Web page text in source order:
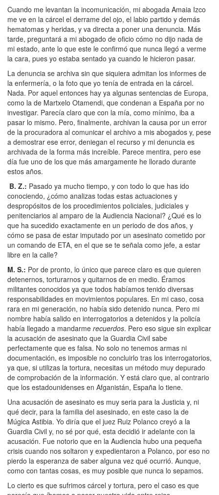
Cuando me levantan la incomunicación, mi abogada Amaia Izco
me ve en la cárcel el derrame del ojo, el labio partido y demás
hematomas y heridas, y va directa a poner una denuncia. Más
tarde, preguntará a mi abogado de oficio cómo no dijo nada de
mi estado, ante lo que este le confirmó que nunca llegó a verme
la cara, pues yo estaba sentado ya cuando le hicieron pasar.
La denuncia se archiva sin que siquiera admitan los informes de
la enfermería, o la foto que yo tenía de entrada en la cárcel.
Nada. Por aquel entonces hay ya algunas sentencias de Europa,
como la de Martxelo Otamendi, que condenan a España por no
investigar. Parecía claro que con la mía, como mínimo, iba a
pasar lo mismo. Pero, finalmente, archivan la causa por un error
de la procuradora al comunicar el archivo a mis abogados y, pese
a demostrar ese error, deniegan el recurso y mi denuncia es
archivada de la forma más increíble. Parece mentira, pero ese
día fue uno de los que más amargamente he llorado durante
estos años.
B. Z.: Pasado ya mucho tiempo, y con todo lo que has ido
conociendo, ¿cómo analizas todas estas actuaciones y
despropósitos de los procedimientos policiales, judiciales y
penitenciarios al amparo de la Audiencia Nacional? ¿Qué es lo
que ha sucedido exactamente en un periodo de dos años, y
cómo se pasa de estar imputado por un asesinato cometido por
un comando de ETA, en el que se te señala como jefe, a estar
libre en la calle?
M. S.: Por de pronto, lo único que parece claro es que quieren
detenernos, torturarnos y quitarnos de en medio. Éramos
militantes conocidos ya que todos habíamos tenido diversas
responsabilidades en movimientos populares. En mi caso, cosa
rara en mi generación, no había sido detenido nunca. Pero mi
nombre había salido en interrogatorios a detenidos y la policía
había llegado a mandarme recuerdos. Pero eso sigue sin explicar
la acusación de asesinato que la Guardia Civil sabe
perfectamente que es falsa. No solo no tenemos armas ni
documentación, es imposible no concluirlo tras los interrogatorios,
ya que, si utilizas la tortura, necesitas un método muy depurado
de comprobación de la información. Y está claro que, al contrario
que los estadounidenses en Afganistán, España lo tiene.
Una acusación de asesinato es muy seria para la Justicia y, ni
qué decir, para la familia del asesinado, en este caso la de
Múgica Astibia. Yo diría que el juez Ruiz Polanco creyó a la
Guardia Civil y, no sé por qué, esta decidió ir adelante con la
acusación. Fue notorio que en la Audiencia hubo una pequeña
crisis cuando nos soltaron y expedientaron a Polanco, por eso no
pierdo la esperanza de saber alguna vez qué ocurrió. Aunque,
como con tantas cosas, es muy posible que nunca lo sepamos.
Lo cierto es que sufrimos cárcel y tortura, pero el caso es que